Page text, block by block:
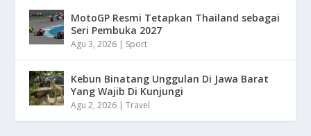
MotoGP Resmi Tetapkan Thailand sebagai
Seri Pembuka 2027
Agu 3, 2026 | Sport
Kebun Binatang Unggulan Di Jawa Barat
Yang Wajib Di Kunjungi
Agu 2, 2026 |Travel